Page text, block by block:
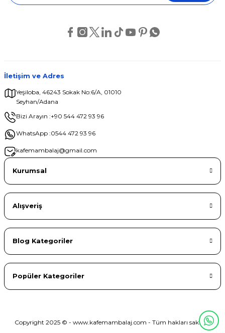
Bu ürüne benzer farklı alternatifler olmalı.
İletişim ve Adres
Yeşiloba, 46243 Sokak No:6/A, 01010
Seyhan/Adana
Bizi Arayın :+90 544 472 93 96
WhatsApp :0544 472 93 96
kafemambalaj@gmail.com
Kurumsal
Alışveriş
Blog Kategoriler
Popüler Kategoriler
Copyright 2025 © - www.kafemambalaj.com - Tüm hakları saklıdır.